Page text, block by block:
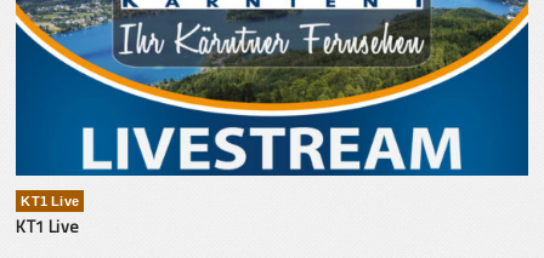
KT1 Live
KT1 Live